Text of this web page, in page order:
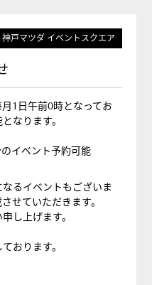
神戸マツダ イベントスクエア
1日午前0時となってお
なります。
ベント予約可能
るイベントもございま
せていただきます。
し上げます。
おります。